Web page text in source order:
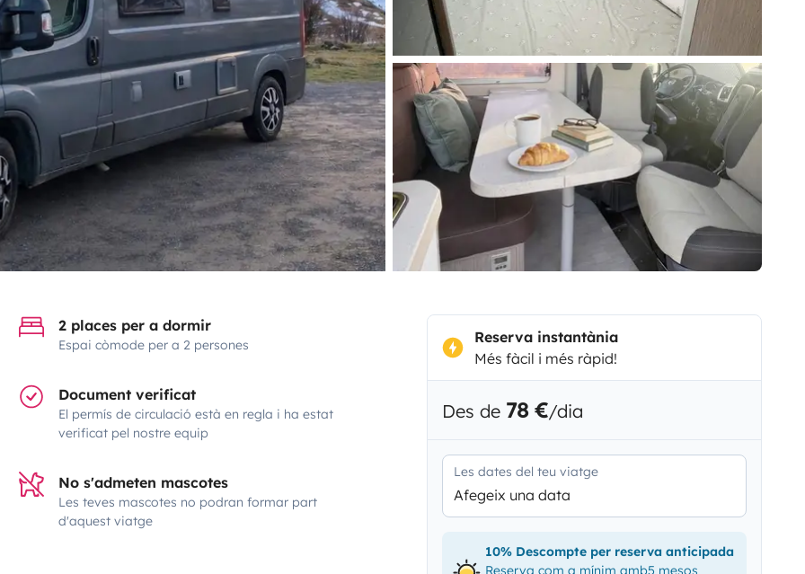
2 places per a dormir
Espai còmode per a 2 persones
Document verificat
El permís de circulació està en regla i ha estat
verificat pel nostre equip
No s'admeten mascotes
Les teves mascotes no podran formar part
d'aquest viatge
Reserva instantània
Més fàcil i més ràpid!
Des de 78 €/dia
Les dates del teu viatge
Afegeix una data
10% Descompte per reserva anticipada
Reserva com a mínim amb5 mesos